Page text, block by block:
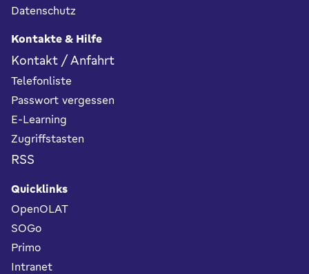
Datenschutz
Kontakte & Hilfe
Kontakt / Anfahrt
Telefonliste
Passwort vergessen
E-Learning
Zugriffstasten
RSS
Quicklinks
OpenOLAT
SOGo
Primo
Intranet